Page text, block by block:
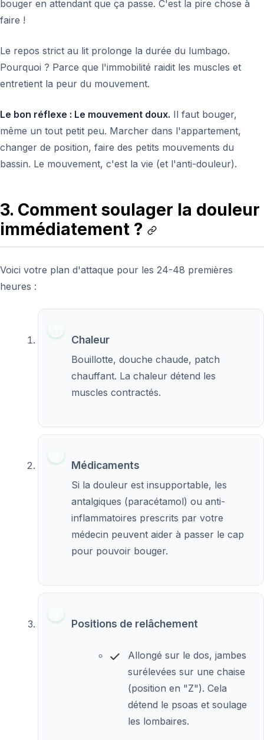
bouger en attendant que ça passe. C'est la pire chose à
faire !
Le repos strict au lit prolonge la durée du lumbago.
Pourquoi ? Parce que l'immobilité raidit les muscles et
entretient la peur du mouvement.
Le bon réflexe : Le mouvement doux. Il faut bouger,
même un tout petit peu. Marcher dans l'appartement,
changer de position, faire des petits mouvements du
bassin. Le mouvement, c'est la vie (et l'anti-douleur).
3. Comment soulager la douleur
immédiatement ?
Voici votre plan d'attaque pour les 24-48 premières
heures :
Chaleur
Bouillotte, douche chaude, patch
chauffant. La chaleur détend les
muscles contractés.
Médicaments
Si la douleur est insupportable, les
antalgiques (paracétamol) ou anti-
inflammatoires prescrits par votre
médecin peuvent aider à passer le cap
pour pouvoir bouger.
Positions de relâchement
Allongé sur le dos, jambes
surélevées sur une chaise
(position en "Z"). Cela
détend le psoas et soulage
les lombaires.